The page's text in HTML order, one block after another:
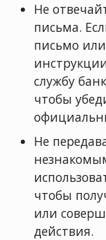
Не
письма.
письмо
службу
чтобы
Не
чтобы
или
действия.